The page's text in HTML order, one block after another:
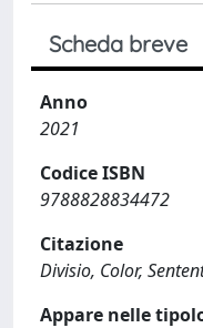
Scheda breve
Anno
2021
Codice ISBN
9788828834472
Citazione
Divisio, Color,
Appare nelle